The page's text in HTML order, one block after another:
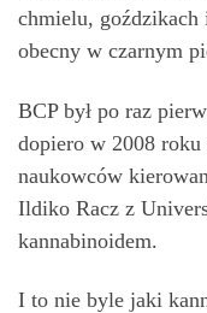
chmielu, goździkach
obecny w czarnym
BCP był po raz
dopiero w 2008
naukowców
Ildiko Racz z
kannabinoidem.
I to nie byle jaki